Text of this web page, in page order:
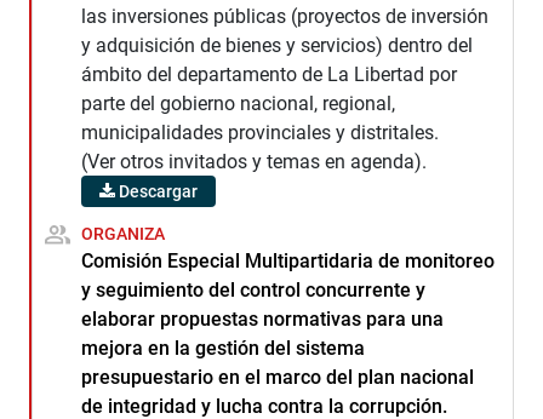
las inversiones públicas (proyectos de inversión
y adquisición de bienes y servicios) dentro del
ámbito del departamento de La Libertad por
parte del gobierno nacional, regional,
municipalidades provinciales y distritales.
(Ver otros invitados y temas en agenda).
Descargar
ORGANIZA
Comisión Especial Multipartidaria de monitoreo
y seguimiento del control concurrente y
elaborar propuestas normativas para una
mejora en la gestión del sistema
presupuestario en el marco del plan nacional
de integridad y lucha contra la corrupción.